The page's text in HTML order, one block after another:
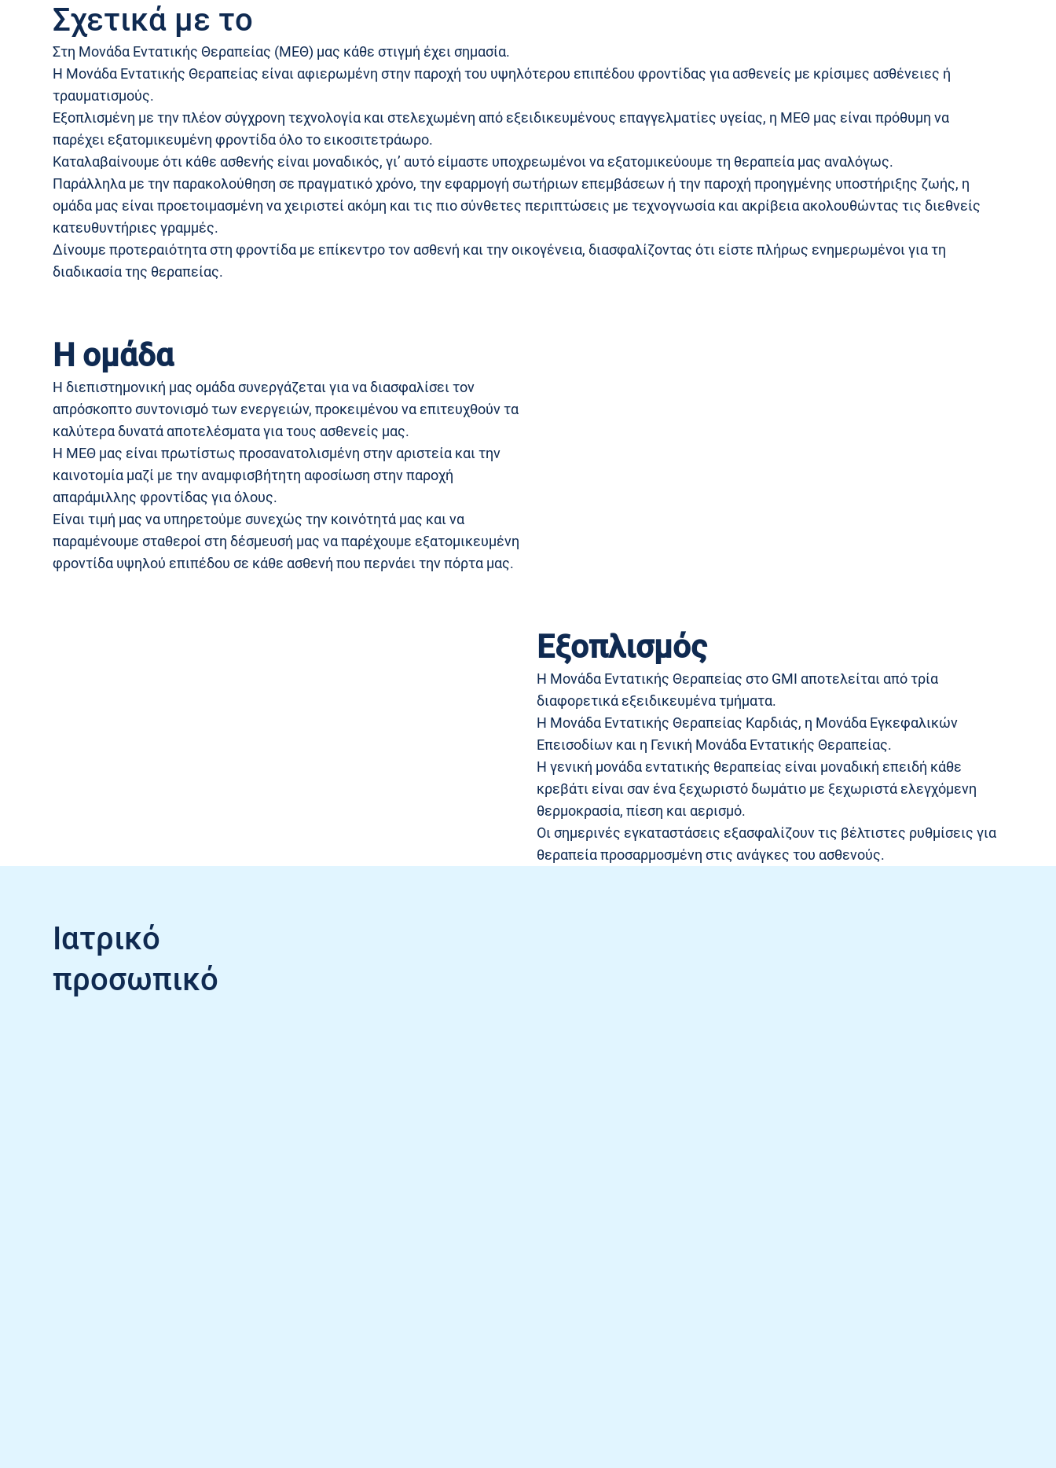
Σχετικά με το
Στη Μονάδα Εντατικής Θεραπείας (ΜΕΘ) μας κάθε στιγμή έχει σημασία.
Η Μονάδα Εντατικής Θεραπείας είναι αφιερωμένη στην παροχή του υψηλότερου επιπέδου φροντίδας για ασθενείς με κρίσιμες ασθένειες ή
τραυματισμούς.
Εξοπλισμένη με την πλέον σύγχρονη τεχνολογία και στελεχωμένη από εξειδικευμένους επαγγελματίες υγείας, η ΜΕΘ μας είναι πρόθυμη να
παρέχει εξατομικευμένη φροντίδα όλο το εικοσιτετράωρο.
Καταλαβαίνουμε ότι κάθε ασθενής είναι μοναδικός, γι’ αυτό είμαστε υποχρεωμένοι να εξατομικεύουμε τη θεραπεία μας αναλόγως.
Παράλληλα με την παρακολούθηση σε πραγματικό χρόνο, την εφαρμογή σωτήριων επεμβάσεων ή την παροχή προηγμένης υποστήριξης ζωής, η
ομάδα μας είναι προετοιμασμένη να χειριστεί ακόμη και τις πιο σύνθετες περιπτώσεις με τεχνογνωσία και ακρίβεια ακολουθώντας τις διεθνείς
κατευθυντήριες γραμμές.
Δίνουμε προτεραιότητα στη φροντίδα με επίκεντρο τον ασθενή και την οικογένεια, διασφαλίζοντας ότι είστε πλήρως ενημερωμένοι για τη
διαδικασία της θεραπείας.
Η ομάδα
Η διεπιστημονική μας ομάδα συνεργάζεται για να διασφαλίσει τον
απρόσκοπτο συντονισμό των ενεργειών, προκειμένου να επιτευχθούν τα
καλύτερα δυνατά αποτελέσματα για τους ασθενείς μας.
Η ΜΕΘ μας είναι πρωτίστως προσανατολισμένη στην αριστεία και την
καινοτομία μαζί με την αναμφισβήτητη αφοσίωση στην παροχή
απαράμιλλης φροντίδας για όλους.
Είναι τιμή μας να υπηρετούμε συνεχώς την κοινότητά μας και να
παραμένουμε σταθεροί στη δέσμευσή μας να παρέχουμε εξατομικευμένη
φροντίδα υψηλού επιπέδου σε κάθε ασθενή που περνάει την πόρτα μας.
Εξοπλισμός
Η Μονάδα Εντατικής Θεραπείας στο GMI αποτελείται από τρία
διαφορετικά εξειδικευμένα τμήματα.
Η Μονάδα Εντατικής Θεραπείας Καρδιάς, η Μονάδα Εγκεφαλικών
Επεισοδίων και η Γενική Μονάδα Εντατικής Θεραπείας.
Η γενική μονάδα εντατικής θεραπείας είναι μοναδική επειδή κάθε
κρεβάτι είναι σαν ένα ξεχωριστό δωμάτιο με ξεχωριστά ελεγχόμενη
θερμοκρασία, πίεση και αερισμό.
Οι σημερινές εγκαταστάσεις εξασφαλίζουν τις βέλτιστες ρυθμίσεις για
θεραπεία προσαρμοσμένη στις ανάγκες του ασθενούς.
Ιατρικό
προσωπικό